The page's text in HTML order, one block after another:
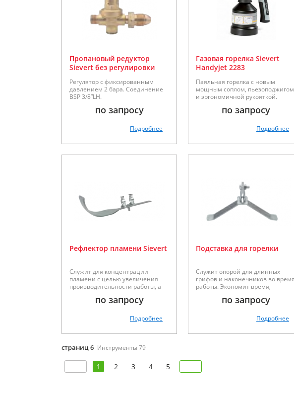
Пропановый редуктор
Sievert без регулировки
Регулятор с фиксированным
давлением 2 бара. Соединение
BSP 3/8”LH.
по запросу
Подробнее
Газовая горелка Sievert
Handyjet 2283
Паяльная горелка с новым
мощным соплом, пьезоподжигом
и эргономичной рукояткой.
по запросу
Подробнее
Рефлектор пламени Sievert
Служит для концентрации
пламени с целью увеличения
производительности работы, а
пайки. Может использоваться со
по запросу
Подробнее
Подставка для горелки
Служит опорой для длинных
грифов и наконечников во время
работы. Экономит время,
поджига и настройки горелки.
по запросу
Подробнее
страниц 6 Инструменты 79
1 2 3 4 5